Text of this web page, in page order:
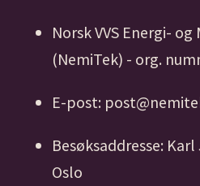
Norsk VVS Energi-
(NemiTek) - org.
E-post:
Besøksaddresse:
Oslo